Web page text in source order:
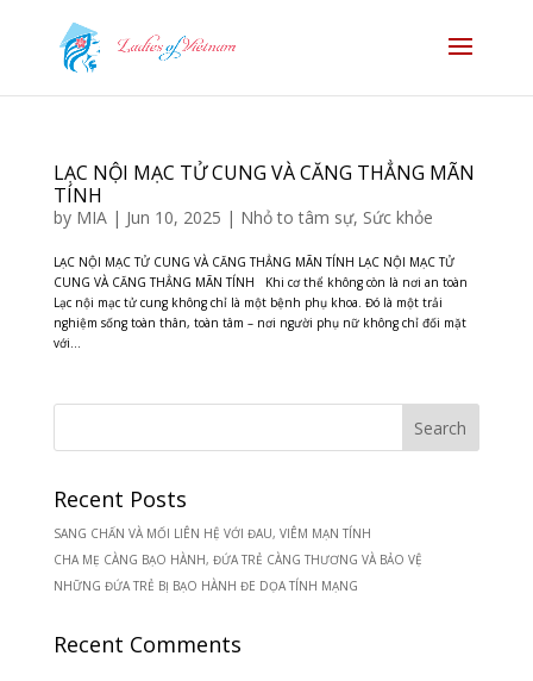
LẠC NỘI MẠC TỬ CUNG VÀ CĂNG THẲNG MÃN
TÍNH
by MIA| Jun 10, 2025 | Nhỏ to tâm sự, Sức khỏe
LẠC NỘI MẠC TỬ CUNG VÀ CĂNG THẲNG MÃN TÍNH LẠC NỘI MẠC TỬ
CUNG VÀ CĂNG THẲNG MÃN TÍNH Khi cơ thể không còn là nơi an toàn
Lạc nội mạc tử cung không chỉ là một bệnh phụ khoa. Đó là một trải
nghiệm sống toàn thân, toàn tâm – nơi người phụ nữ không chỉ đối mặt
với...
Recent Posts
SANG CHẤN VÀ MỐI LIÊN HỆ VỚI ĐAU, VIÊM MẠN TÍNH
CHA MẸ CÀNG BẠO HÀNH, ĐỨA TRẺ CÀNG THƯƠNG VÀ BẢO VỆ
NHỮNG ĐỨA TRẺ BỊ BẠO HÀNH ĐE DỌA TÍNH MẠNG
Recent Comments